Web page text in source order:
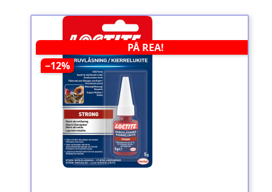
PÅ REA!
−12%